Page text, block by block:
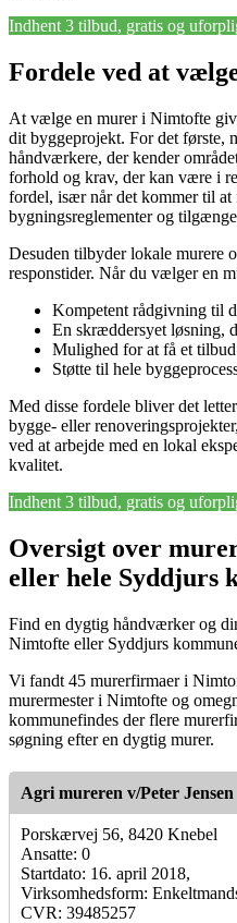
Indhent 3 tilbud, gratis og
Fordele ved at
At vælge en murer i Nimtofte
dit byggeprojekt. For det første,
håndværkere, der kender
forhold og krav, der kan være i
fordel, især når det kommer til at
bygningsreglementer og
Desuden tilbyder lokale murere
responstider. Når du vælger en
Kompetent rådgivning til
En skræddersyet løsning,
Mulighed for at få et
Støtte til hele
Med disse fordele bliver det
bygge- eller
ved at arbejde med en lokal
kvalitet.
Indhent 3 tilbud, gratis og
Oversigt over
eller hele Syddjurs
Find en dygtig håndværker og
Nimtofte eller Syddjurs
Vi fandt 45 murerfirmaer i
murermester i Nimtofte og
kommunefindes der flere
søgning efter en dygtig murer.
Agri mureren v/Peter Jensen
Porskærvej 56, 8420 Knebel
Ansatte: 0
Startdato: 16. april 2018,
Virksomhedsform:
CVR: 39485257